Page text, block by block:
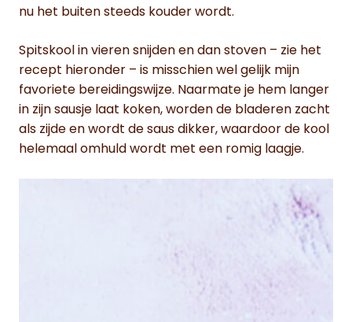
nu het buiten steeds kouder wordt.
Spitskool in vieren snijden en dan stoven – zie het
recept hieronder – is misschien wel gelijk mijn
favoriete bereidingswijze. Naarmate je hem langer
in zijn sausje laat koken, worden de bladeren zacht
als zijde en wordt de saus dikker, waardoor de kool
helemaal omhuld wordt met een romig laagje.